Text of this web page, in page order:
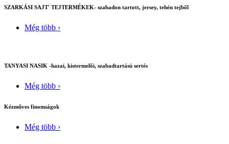
SZARKÁSI SAJT' TEJTERMÉKEK- szabadon tartott, jersey, tehén tejből
Még több ›
TANYASI NASIK -hazai, kistermelői, szabadtartású sertés
Még több ›
Kézműves finomságok
Még több ›